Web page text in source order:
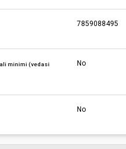
7859088495
minimi (vedasi
No
No